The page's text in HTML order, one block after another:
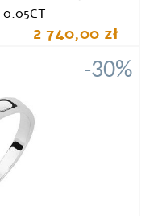
2 740,00 zł
-30%